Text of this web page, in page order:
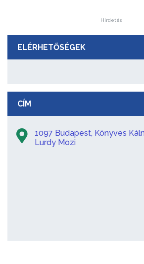
Hirdetés
ELÉRHETŐSÉGEK
CÍM
1097 Budapest, Könyves
Lurdy Mozi